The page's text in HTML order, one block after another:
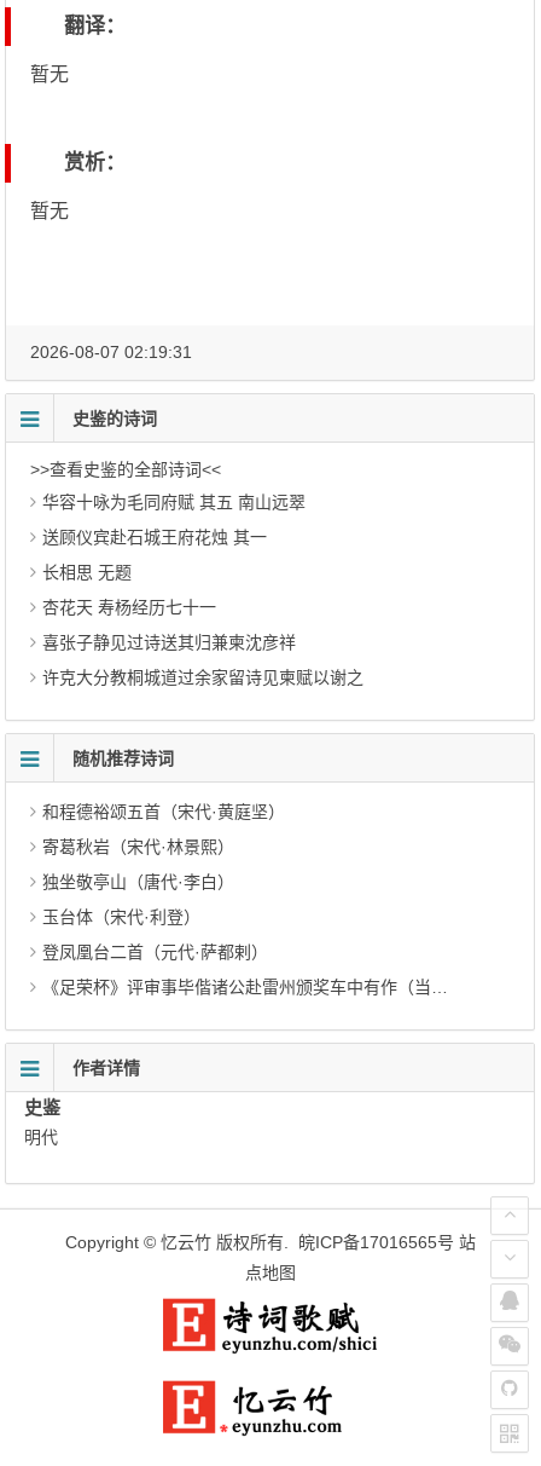
翻译：
暂无
赏析：
暂无
2026-08-07 02:19:31
史鉴的诗词
>>查看史鉴的全部诗词<<
华容十咏为毛同府赋 其五 南山远翠
送顾仪宾赴石城王府花烛 其一
长相思 无题
杏花天 寿杨经历七十一
喜张子静见过诗送其归兼柬沈彦祥
许克大分教桐城道过余家留诗见柬赋以谢之
随机推荐诗词
和程德裕颂五首（宋代·黄庭坚）
寄葛秋岩（宋代·林景熙）
独坐敬亭山（唐代·李白）
玉台体（宋代·利登）
登凤凰台二首（元代·萨都剌）
《足荣杯》评审事毕偕诸公赴雷州颁奖车中有作（当代·熊东遨）
作者详情
史鉴
明代
Copyright © 忆云竹 版权所有. 皖ICP备17016565号 站
点地图